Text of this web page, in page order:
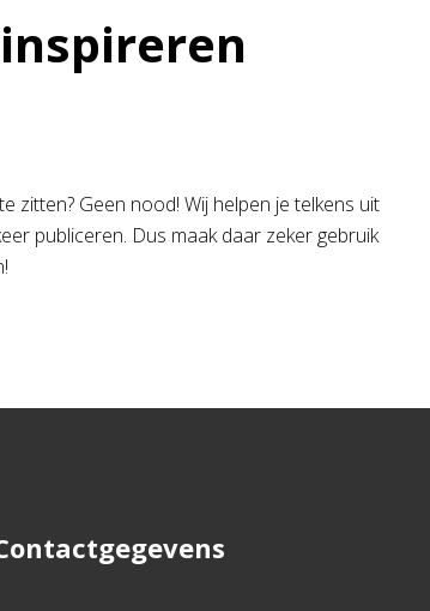
zitten? Geen nood! Wij helpen je telkens uit
publiceren. Dus maak daar zeker gebruik